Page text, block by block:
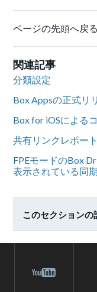
ページの先頭へ戻る
関連記事
分類設定
Box Appsの正式リ
Box for iOSによる
共有リンクレポー
FPEモードのBox
表示されている同
このセクションの